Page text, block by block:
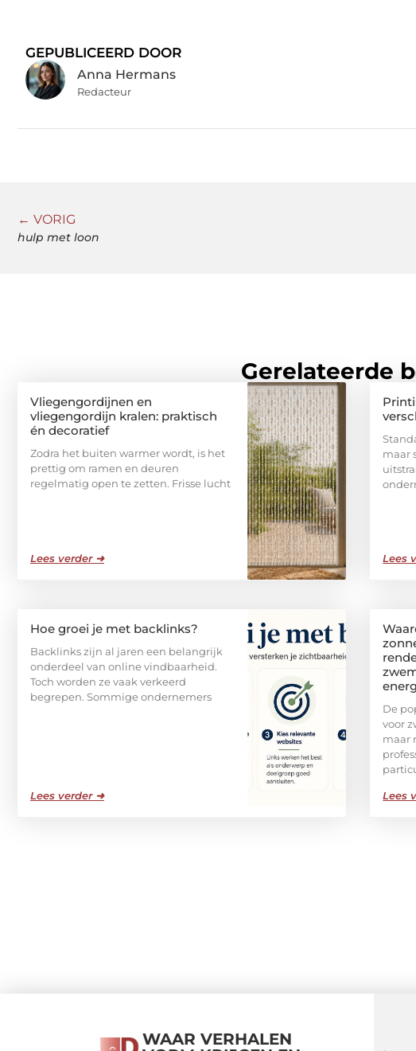
GEPUBLICEERD DOOR
Anna Hermans
Redacteur
← VORIG
hulp met loon
Gerelateerde
Vliegengordijnen en
vliegengordijn kralen: praktisch
én decoratief
Zodra het buiten warmer wordt, is het
prettig om ramen en deuren
regelmatig open te zetten. Frisse lucht
Lees verder ➜
maar
Lees
Hoe groei je met backlinks?
Backlinks zijn al jaren een belangrijk
onderdeel van online vindbaarheid.
Toch worden ze vaak verkeerd
begrepen. Sommige ondernemers
Lees verder ➜
De
voor
maar
Lees
WAAR VERHALEN